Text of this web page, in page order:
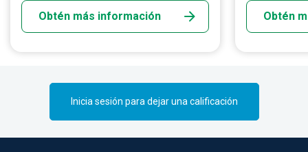
diversas aplicaciones web o móviles
dirigidas al mercado masivo.
Obtén más información
humano con
memoria de
muchos
Obtén
Inicia sesión para dejar una calificación